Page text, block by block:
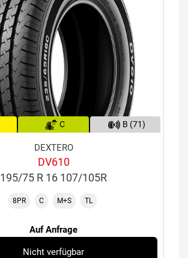
C B (71)
DEXTERO
DV610
195/75 R 16 107/105R
8PR C M+S TL
Auf Anfrage
Nicht verfügbar